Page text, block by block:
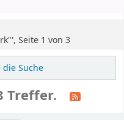
Seite 1 von 3
die Suche
Treffer.